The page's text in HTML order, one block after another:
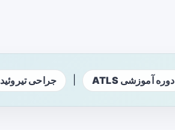
دوره آموزشی ATLS جراحی تیروئید